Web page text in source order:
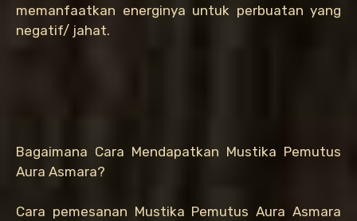
memanfaatkan energinya untuk perbuatan yang
negatif/ jahat.
Bagaimana Cara Mendapatkan Mustika Pemutus
Aura Asmara?
Cara pemesanan Mustika Pemutus Aura Asmara